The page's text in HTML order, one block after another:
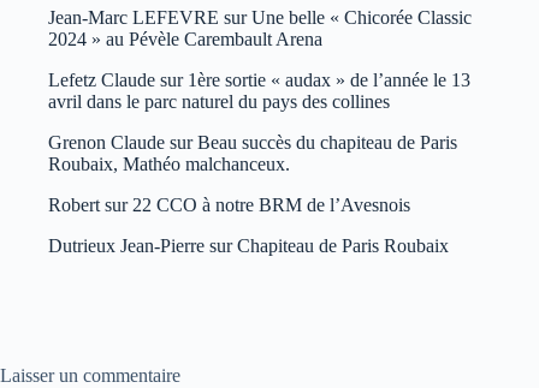
Jean-Marc LEFEVRE surUne belle « Chicorée Classic
2024 » au Pévèle Carembault Arena
Lefetz Claude sur 1ère sortie « audax » de l’année le 13
avril dans le parc naturel du pays des collines
Grenon Claude surBeau succès du chapiteau de Paris
Roubaix, Mathéo malchanceux.
Robert sur 22 CCO à notre BRM de l’Avesnois
Dutrieux Jean-Pierre surChapiteau de Paris Roubaix
Laisser un commentaire